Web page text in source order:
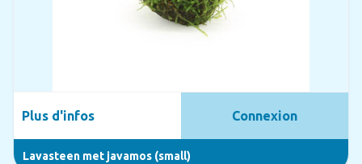
Lavasteen met javamos (small)
Plus d'infos Connexion